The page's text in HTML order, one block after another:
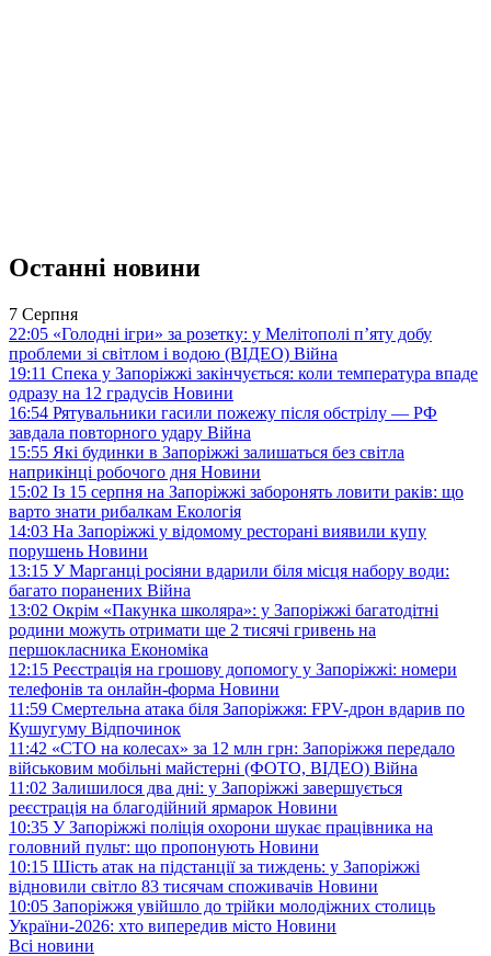
Останні новини
7 Серпня
22:05 «Голодні ігри» за розетку: у Мелітополі п’яту добу
проблеми зі світлом і водою (ВІДЕО) Війна
19:11 Спека у Запоріжжі закінчується: коли температура впаде
одразу на 12 градусів Новини
16:54 Рятувальники гасили пожежу після обстрілу — РФ
завдала повторного удару Війна
15:55 Які будинки в Запоріжжі залишаться без світла
наприкінці робочого дня Новини
15:02 Із 15 серпня на Запоріжжі заборонять ловити раків: що
варто знати рибалкам Екологія
14:03 На Запоріжжі у відомому ресторані виявили купу
порушень Новини
13:15 У Марганці росіяни вдарили біля місця набору води:
багато поранених Війна
13:02 Окрім «Пакунка школяра»: у Запоріжжі багатодітні
родини можуть отримати ще 2 тисячі гривень на
першокласника Економіка
12:15 Реєстрація на грошову допомогу у Запоріжжі: номери
телефонів та онлайн-форма Новини
11:59 Смертельна атака біля Запоріжжя: FPV-дрон вдарив по
Кушугуму Відпочинок
11:42 «СТО на колесах» за 12 млн грн: Запоріжжя передало
військовим мобільні майстерні (ФОТО, ВІДЕО) Війна
11:02 Залишилося два дні: у Запоріжжі завершується
реєстрація на благодійний ярмарок Новини
10:35 У Запоріжжі поліція охорони шукає працівника на
головний пульт: що пропонують Новини
10:15 Шість атак на підстанції за тиждень: у Запоріжжі
відновили світло 83 тисячам споживачів Новини
10:05 Запоріжжя увійшло до трійки молодіжних столиць
України-2026: хто випередив місто Новини
Всі новини